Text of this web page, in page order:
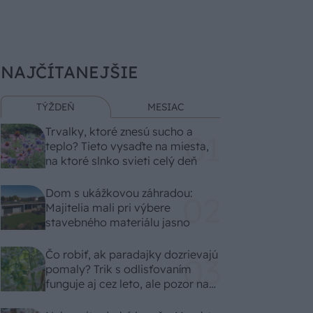
NAJČÍTANEJŠIE
TÝŽDEŇ MESIAC
Trvalky, ktoré znesú sucho a
teplo? Tieto vysaďte na miesta,
na ktoré slnko svieti celý deň
Dom s ukážkovou záhradou:
Majitelia mali pri výbere
stavebného materiálu jasno
Čo robiť, ak paradajky dozrievajú
pomaly? Trik s odlisťovaním
funguje aj cez leto, ale pozor na